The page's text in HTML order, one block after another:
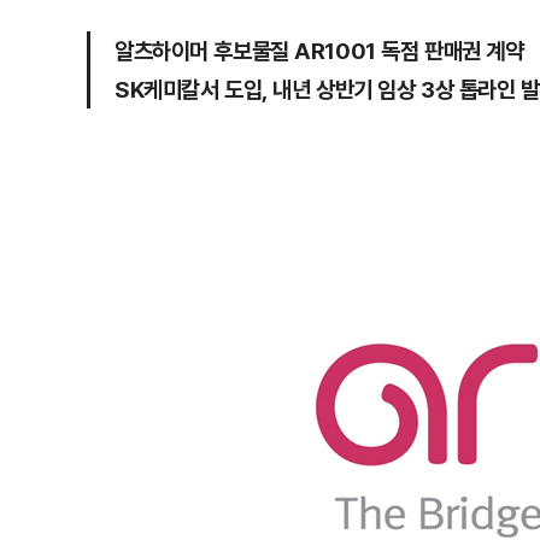
알츠하이머 후보물질 AR1001 독점 판매권 계약
SK케미칼서 도입, 내년 상반기 임상 3상 톱라인